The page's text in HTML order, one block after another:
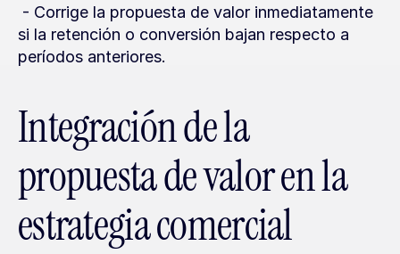
si la retención o conversión bajan respecto a
períodos anteriores.
Integración de la
propuesta de valor en la
estrategia comercial